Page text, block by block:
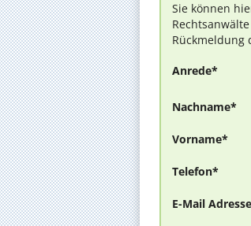
Sie können
Rückmeldung
Anrede*
Nachname*
Vorname*
Telefon*
E-Mail